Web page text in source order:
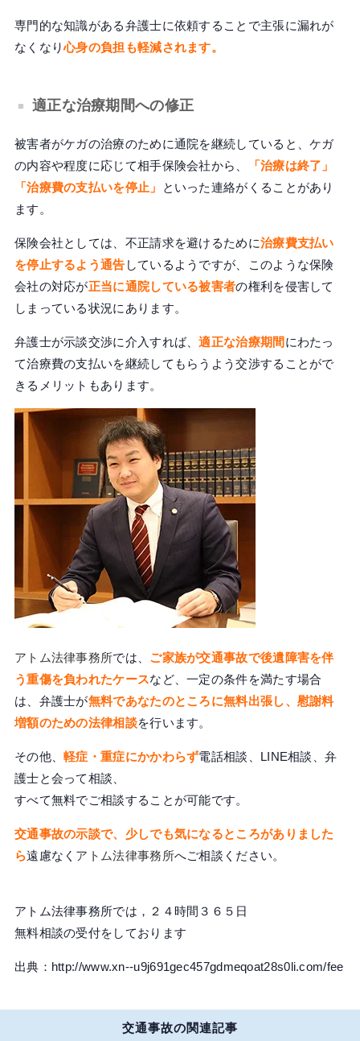
専門的な知識がある弁護士に依頼することで主張に漏れが
なくなり心身の負担も軽減されます。
適正な治療期間への修正
被害者がケガの治療のために通院を継続していると、ケガ
の内容や程度に応じて相手保険会社から、
「治療は終了」
「治療費の支払いを停止」
といった連絡がくることがあり
ます。
保険会社としては、不正請求を避けるために治療費支払い
を停止するよう通告 しているようですが、このような保険
会社の対応が正当に通院している被害者の権利を侵害して
しまっている状況にあります。
弁護士が示談交渉に介入すれば、適正な治療期間 にわたっ
て治療費の支払いを継続してもらうよう交渉することがで
きるメリットもあります。
アトム法律事務所では、 ご家族が交通事故で後遺障害を伴
う重傷を負われたケースなど、一定の条件を満たす場合
は、弁護士が無料であなたのところに無料出張し、慰謝料
増額のための法律相談を行います。
その他、軽症・重症にかかわらず電話相談、LINE相談、弁
護士と会って相談、
すべて無料でご相談することが可能です。
交通事故の示談で、少しでも気になるところがありました
ら遠慮なく アトム法律事務所へご相談ください。
アトム法律事務所では，２４時間３６５日
無料相談の受付をしております
出典：http://www.xn--u9j691gec457gdmeqoat28s0li.com/fee
交通事故の関連記事